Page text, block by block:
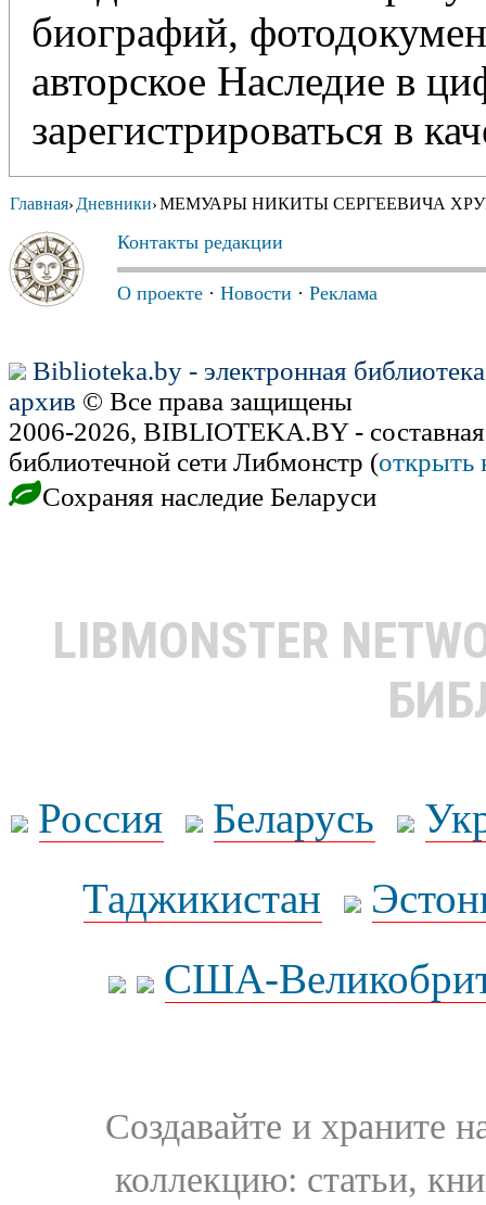
биографий,
авторское Наследие в
зарегистрироваться в
Главная›Дневники›МЕМУАРЫ НИКИТЫ СЕРГЕЕВИЧА
Контакты редакции
О проекте · Новости · Реклама
Biblioteka.by - электронная
архив © Все права защищены
2006-2026, BIBLIOTEKA.BY -
библиотечной сети Либмонстр (открыть
Сохраняя наследие Беларуси
LIBMONSTER
Россия Беларусь
Таджикистан
США-
Создавайте и храните
коллекцию: статьи,